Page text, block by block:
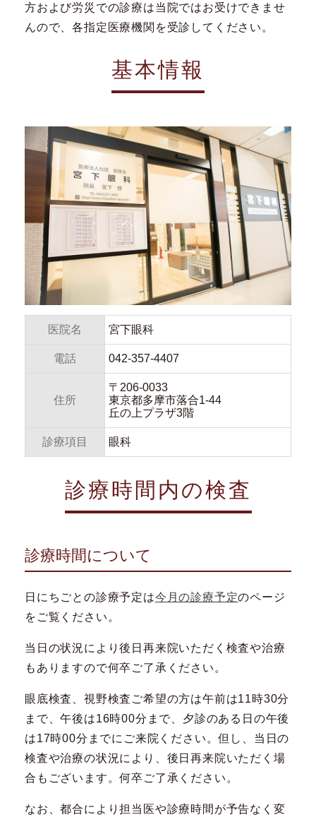
方および労災での診療は当院ではお受けできませ
んので、各指定医療機関を受診してください。
基本情報
医院名 宮下眼科
電話 042-357-4407
住所
〒206-0033
東京都多摩市落合1-44
丘の上プラザ3階
診療項目 眼科
診療時間内の検査
診療時間について
日にちごとの診療予定は今月の診療予定のページ
をご覧ください。
当日の状況により後日再来院いただく検査や治療
もありますので何卒ご了承ください。
眼底検査、視野検査ご希望の方は午前は11時30分
まで、午後は16時00分まで、夕診のある日の午後
は17時00分までにご来院ください。但し、当日の
検査や治療の状況により、後日再来院いただく場
合もございます。何卒ご了承ください。
なお、都合により担当医や診療時間が予告なく変